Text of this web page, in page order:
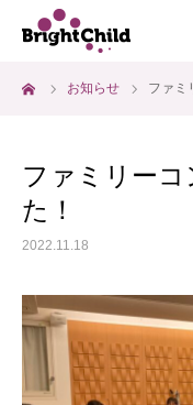
お知らせ ファミ
ファミリーコ
た！
2022.11.18
ホーム
ご利用料金